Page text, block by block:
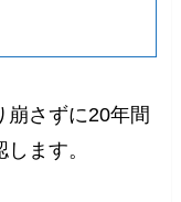
崩さずに20年間
ます。